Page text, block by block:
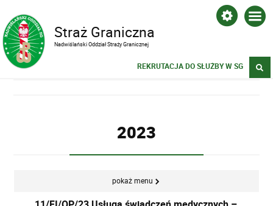
Straż Graniczna
Nadwiślański Oddział Straży Granicznej
REKRUTACJA DO SŁUŻBY W SG
2023
pokaż menu